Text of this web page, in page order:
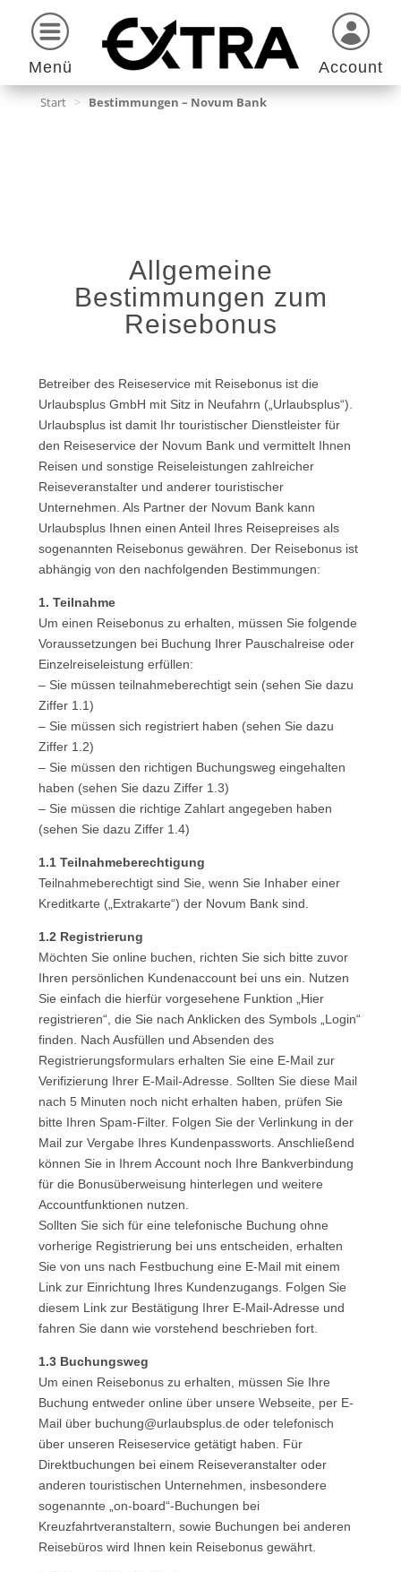
Menü Account
Start > Bestimmungen – Novum Bank
Allgemeine
Bestimmungen zum
Reisebonus
Betreiber des Reiseservice mit Reisebonus ist die
Urlaubsplus GmbH mit Sitz in Neufahrn („Urlaubsplus“).
Urlaubsplus ist damit Ihr touristischer Dienstleister für
den Reiseservice der Novum Bank und vermittelt Ihnen
Reisen und sonstige Reiseleistungen zahlreicher
Reiseveranstalter und anderer touristischer
Unternehmen. Als Partner der Novum Bank kann
Urlaubsplus Ihnen einen Anteil Ihres Reisepreises als
sogenannten Reisebonus gewähren. Der Reisebonus ist
abhängig von den nachfolgenden Bestimmungen:
1. Teilnahme
Um einen Reisebonus zu erhalten, müssen Sie folgende
Voraussetzungen bei Buchung Ihrer Pauschalreise oder
Einzelreiseleistung erfüllen:
– Sie müssen teilnahmeberechtigt sein (sehen Sie dazu
Ziffer 1.1)
– Sie müssen sich registriert haben (sehen Sie dazu
Ziffer 1.2)
– Sie müssen den richtigen Buchungsweg eingehalten
haben (sehen Sie dazu Ziffer 1.3)
– Sie müssen die richtige Zahlart angegeben haben
(sehen Sie dazu Ziffer 1.4)
1.1 Teilnahmeberechtigung
Teilnahmeberechtigt sind Sie, wenn Sie Inhaber einer
Kreditkarte („Extrakarte“) der Novum Bank sind.
1.2 Registrierung
Möchten Sie online buchen, richten Sie sich bitte zuvor
Ihren persönlichen Kundenaccount bei uns ein. Nutzen
Sie einfach die hierfür vorgesehene Funktion „Hier
registrieren“, die Sie nach Anklicken des Symbols „Login“
finden. Nach Ausfüllen und Absenden des
Registrierungsformulars erhalten Sie eine E-Mail zur
Verifizierung Ihrer E-Mail-Adresse. Sollten Sie diese Mail
nach 5 Minuten noch nicht erhalten haben, prüfen Sie
bitte Ihren Spam-Filter. Folgen Sie der Verlinkung in der
Mail zur Vergabe Ihres Kundenpassworts. Anschließend
können Sie in Ihrem Account noch Ihre Bankverbindung
für die Bonusüberweisung hinterlegen und weitere
Accountfunktionen nutzen.
Sollten Sie sich für eine telefonische Buchung ohne
vorherige Registrierung bei uns entscheiden, erhalten
Sie von uns nach Festbuchung eine E-Mail mit einem
Link zur Einrichtung Ihres Kundenzugangs. Folgen Sie
diesem Link zur Bestätigung Ihrer E-Mail-Adresse und
fahren Sie dann wie vorstehend beschrieben fort.
1.3 Buchungsweg
Um einen Reisebonus zu erhalten, müssen Sie Ihre
Buchung entweder online über unsere Webseite, per E-
Mail über buchung@urlaubsplus.de oder telefonisch
über unseren Reiseservice getätigt haben. Für
Direktbuchungen bei einem Reiseveranstalter oder
anderen touristischen Unternehmen, insbesondere
sogenannte „on-board“-Buchungen bei
Kreuzfahrtveranstaltern, sowie Buchungen bei anderen
Reisebüros wird Ihnen kein Reisebonus gewährt.